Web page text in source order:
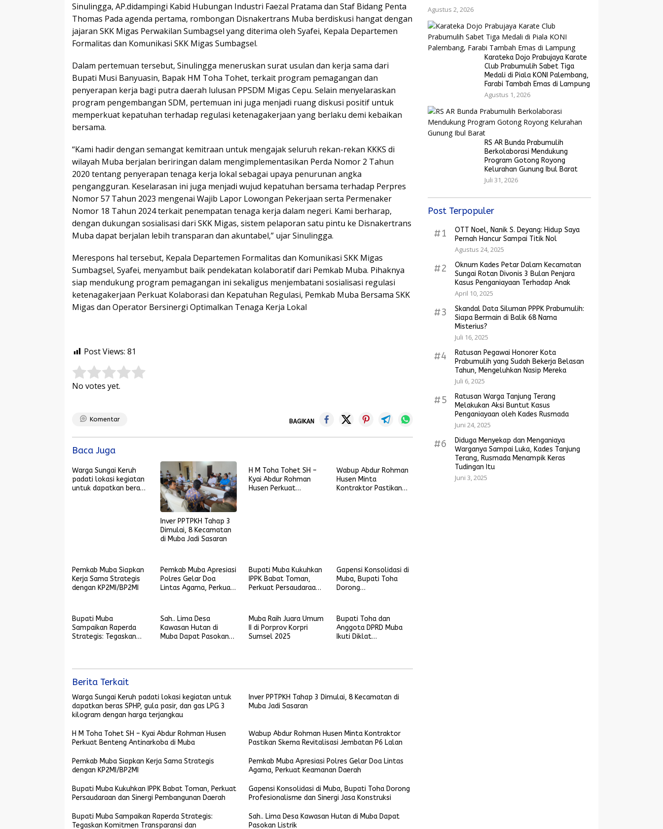
Sinulingga, AP.didampingi Kabid Hubungan Industri Faezal Pratama dan Staf Bidang Penta
Thomas Pada agenda pertama, rombongan Disnakertrans Muba berdiskusi hangat dengan
jajaran SKK Migas Perwakilan Sumbagsel yang diterima oleh Syafei, Kepala Departemen
Formalitas dan Komunikasi SKK Migas Sumbagsel.
Dalam pertemuan tersebut, Sinulingga meneruskan surat usulan dan kerja sama dari
Bupati Musi Banyuasin, Bapak HM Toha Tohet, terkait program pemagangan dan
penyerapan kerja bagi putra daerah lulusan PPSDM Migas Cepu. Selain menyelaraskan
program pengembangan SDM, pertemuan ini juga menjadi ruang diskusi positif untuk
memperkuat kepatuhan terhadap regulasi ketenagakerjaan yang berlaku demi kebaikan
bersama.
“Kami hadir dengan semangat kemitraan untuk mengajak seluruh rekan-rekan KKKS di
wilayah Muba berjalan beriringan dalam mengimplementasikan Perda Nomor 2 Tahun
2020 tentang penyerapan tenaga kerja lokal sebagai upaya penurunan angka
pengangguran. Keselarasan ini juga menjadi wujud kepatuhan bersama terhadap Perpres
Nomor 57 Tahun 2023 mengenai Wajib Lapor Lowongan Pekerjaan serta Permenaker
Nomor 18 Tahun 2024 terkait penempatan tenaga kerja dalam negeri. Kami berharap,
dengan dukungan sosialisasi dari SKK Migas, sistem pelaporan satu pintu ke Disnakertrans
Muba dapat berjalan lebih transparan dan akuntabel,” ujar Sinulingga.
Merespons hal tersebut, Kepala Departemen Formalitas dan Komunikasi SKK Migas
Sumbagsel, Syafei, menyambut baik pendekatan kolaboratif dari Pemkab Muba. Pihaknya
siap mendukung program pemagangan ini sekaligus menjembatani sosialisasi regulasi
ketenagakerjaan Perkuat Kolaborasi dan Kepatuhan Regulasi, Pemkab Muba Bersama SKK
Migas dan Operator Bersinergi Optimalkan Tenaga Kerja Lokal
Post Views: 81
Rate this item:
No votes yet.
Komentar BAGIKAN
Baca Juga
Warga Sungai Keruh
padati lokasi kegiatan
untuk dapatkan beras
Inver PPTPKH Tahap 3
Dimulai, 8 Kecamatan
di Muba Jadi Sasaran
H M Toha Tohet SH –
Kyai Abdur Rohman
Husen Perkuat
Wabup Abdur Rohman
Husen Minta
Kontraktor Pastikan
Pemkab Muba Siapkan
Kerja Sama Strategis
dengan KP2MI/BP2MI
Pemkab Muba Apresiasi
Polres Gelar Doa
Lintas Agama, Perkuat
Bupati Muba Kukuhkan
IPPK Babat Toman,
Perkuat Persaudaraan
Gapensi Konsolidasi di
Muba, Bupati Toha
Dorong
Bupati Muba
Sampaikan Raperda
Strategis: Tegaskan
Berkelanjutan
Sah.. Lima Desa
Kawasan Hutan di
Muba Dapat Pasokan
Muba Raih Juara Umum
II di Porprov Korpri
Sumsel 2025
Bupati Toha dan
Anggota DPRD Muba
Ikuti Diklat
Berita Terkait
Warga Sungai Keruh padati lokasi kegiatan untuk
dapatkan beras SPHP, gula pasir, dan gas LPG 3
kilogram dengan harga terjangkau
Inver PPTPKH Tahap 3 Dimulai, 8 Kecamatan di
Muba Jadi Sasaran
H M Toha Tohet SH – Kyai Abdur Rohman Husen
Perkuat Benteng Antinarkoba di Muba
Wabup Abdur Rohman Husen Minta Kontraktor
Pastikan Skema Revitalisasi Jembatan P6 Lalan
Pemkab Muba Siapkan Kerja Sama Strategis
dengan KP2MI/BP2MI
Pemkab Muba Apresiasi Polres Gelar Doa Lintas
Agama, Perkuat Keamanan Daerah
Bupati Muba Kukuhkan IPPK Babat Toman, Perkuat
Persaudaraan dan Sinergi Pembangunan Daerah
Gapensi Konsolidasi di Muba, Bupati Toha Dorong
Profesionalisme dan Sinergi Jasa Konstruksi
Bupati Muba Sampaikan Raperda Strategis:
Tegaskan Komitmen Transparansi dan
Sah.. Lima Desa Kawasan Hutan di Muba Dapat
Pasokan Listrik
Agustus 2, 2026
Karateka Dojo Prabujaya Karate
Club Prabumulih Sabet Tiga
Medali di Piala KONI Palembang,
Farabi Tambah Emas di Lampung
Agustus 1, 2026
RS AR Bunda Prabumulih
Berkolaborasi Mendukung
Program Gotong Royong
Kelurahan Gunung Ibul Barat
Juli 31, 2026
Post Terpopuler
#1
OTT Noel, Nanik S. Deyang: Hidup Saya
Pernah Hancur Sampai Titik Nol
Agustus 24, 2025
#2
Oknum Kades Petar Dalam Kecamatan
Sungai Rotan Divonis 3 Bulan Penjara
Kasus Penganiayaan Terhadap Anak
April 10, 2025
#3
Skandal Data Siluman PPPK Prabumulih:
Siapa Bermain di Balik 68 Nama
Misterius?
Juli 16, 2025
#4
Ratusan Pegawai Honorer Kota
Prabumulih yang Sudah Bekerja Belasan
Tahun, Mengeluhkan Nasip Mereka
Juli 6, 2025
#5
Ratusan Warga Tanjung Terang
Melakukan Aksi Buntut Kasus
Penganiayaan oleh Kades Rusmada
Juni 24, 2025
#6
Diduga Menyekap dan Menganiaya
Warganya Sampai Luka, Kades Tanjung
Terang, Rusmada Menampik Keras
Tudingan Itu
Juni 3, 2025